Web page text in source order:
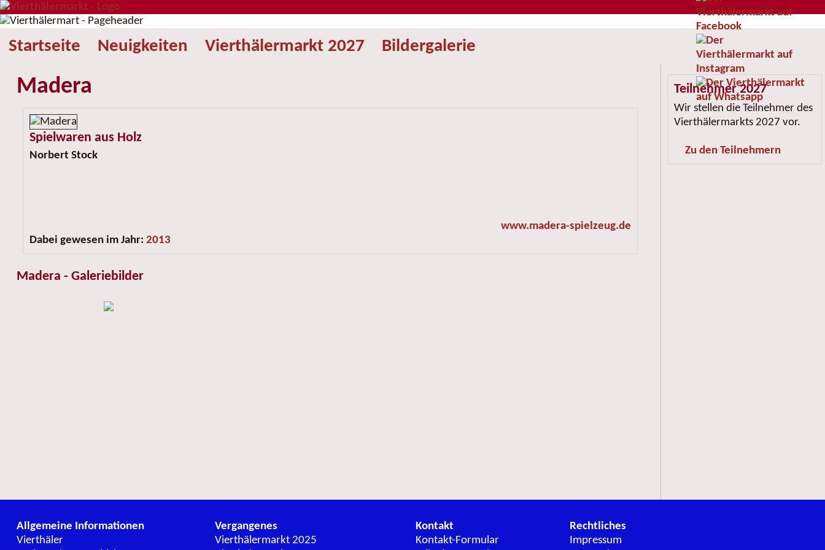
Startseite Neuigkeiten Vierthälermarkt 2027 Bildergalerie
Madera
Spielwaren aus Holz
Norbert Stock
www.madera-spielzeug.de
Dabei gewesen im Jahr: 2013
Madera - Galeriebilder
Teilnehmer 2027
Wir stellen die Teilnehmer des
Vierthälermarkts 2027 vor.
Zu den Teilnehmern
Allgemeine Informationen
Vierthäler
Vergangenes
Vierthälermarkt 2025
Kontakt
Kontakt-Formular
Rechtliches
Impressum